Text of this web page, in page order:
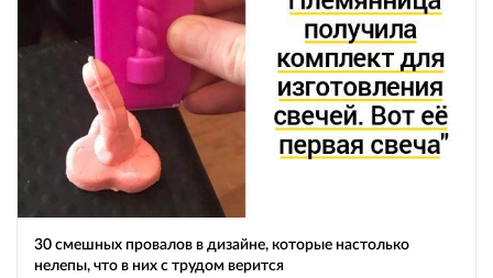
30 смешных провалов в дизайне, которые настолько
нелепы, что в них с трудом верится